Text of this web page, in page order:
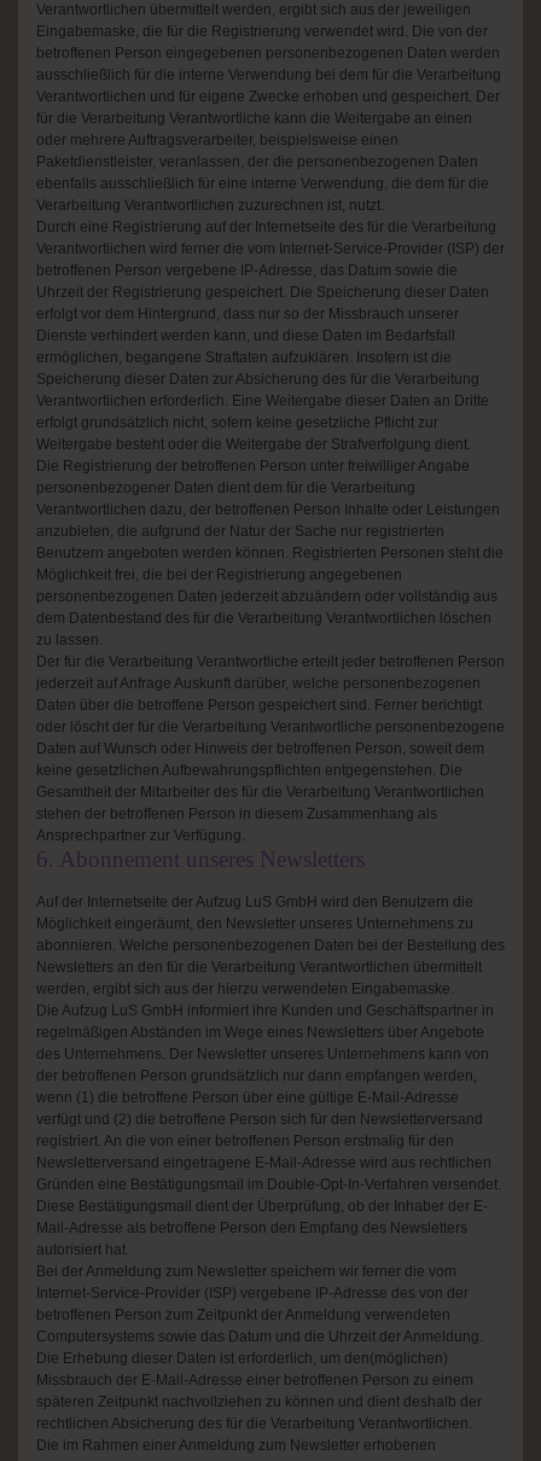
Verantwortlichen übermittelt werden, ergibt sich aus der jeweiligen
Eingabemaske, die für die Registrierung verwendet wird. Die von der
betroffenen Person eingegebenen personenbezogenen Daten werden
ausschließlich für die interne Verwendung bei dem für die Verarbeitung
Verantwortlichen und für eigene Zwecke erhoben und gespeichert. Der
für die Verarbeitung Verantwortliche kann die Weitergabe an einen
oder mehrere Auftragsverarbeiter, beispielsweise einen
Paketdienstleister, veranlassen, der die personenbezogenen Daten
ebenfalls ausschließlich für eine interne Verwendung, die dem für die
Verarbeitung Verantwortlichen zuzurechnen ist, nutzt.
Durch eine Registrierung auf der Internetseite des für die Verarbeitung
Verantwortlichen wird ferner die vom Internet-Service-Provider (ISP) der
betroffenen Person vergebene IP-Adresse, das Datum sowie die
Uhrzeit der Registrierung gespeichert. Die Speicherung dieser Daten
erfolgt vor dem Hintergrund, dass nur so der Missbrauch unserer
Dienste verhindert werden kann, und diese Daten im Bedarfsfall
ermöglichen, begangene Straftaten aufzuklären. Insofern ist die
Speicherung dieser Daten zur Absicherung des für die Verarbeitung
Verantwortlichen erforderlich. Eine Weitergabe dieser Daten an Dritte
erfolgt grundsätzlich nicht, sofern keine gesetzliche Pflicht zur
Weitergabe besteht oder die Weitergabe der Strafverfolgung dient.
Die Registrierung der betroffenen Person unter freiwilliger Angabe
personenbezogener Daten dient dem für die Verarbeitung
Verantwortlichen dazu, der betroffenen Person Inhalte oder Leistungen
anzubieten, die aufgrund der Natur der Sache nur registrierten
Benutzern angeboten werden können. Registrierten Personen steht die
Möglichkeit frei, die bei der Registrierung angegebenen
personenbezogenen Daten jederzeit abzuändern oder vollständig aus
dem Datenbestand des für die Verarbeitung Verantwortlichen löschen
zu lassen.
Der für die Verarbeitung Verantwortliche erteilt jeder betroffenen Person
jederzeit auf Anfrage Auskunft darüber, welche personenbezogenen
Daten über die betroffene Person gespeichert sind. Ferner berichtigt
oder löscht der für die Verarbeitung Verantwortliche personenbezogene
Daten auf Wunsch oder Hinweis der betroffenen Person, soweit dem
keine gesetzlichen Aufbewahrungspflichten entgegenstehen. Die
Gesamtheit der Mitarbeiter des für die Verarbeitung Verantwortlichen
stehen der betroffenen Person in diesem Zusammenhang als
Ansprechpartner zur Verfügung.
6. Abonnement unseres Newsletters
Auf der Internetseite der Aufzug LuS GmbH wird den Benutzern die
Möglichkeit eingeräumt, den Newsletter unseres Unternehmens zu
abonnieren. Welche personenbezogenen Daten bei der Bestellung des
Newsletters an den für die Verarbeitung Verantwortlichen übermittelt
werden, ergibt sich aus der hierzu verwendeten Eingabemaske.
Die Aufzug LuS GmbH informiert ihre Kunden und Geschäftspartner in
regelmäßigen Abständen im Wege eines Newsletters über Angebote
des Unternehmens. Der Newsletter unseres Unternehmens kann von
der betroffenen Person grundsätzlich nur dann empfangen werden,
wenn (1) die betroffene Person über eine gültige E-Mail-Adresse
verfügt und (2) die betroffene Person sich für den Newsletterversand
registriert. An die von einer betroffenen Person erstmalig für den
Newsletterversand eingetragene E-Mail-Adresse wird aus rechtlichen
Gründen eine Bestätigungsmail im Double-Opt-In-Verfahren versendet.
Diese Bestätigungsmail dient der Überprüfung, ob der Inhaber der E-
Mail-Adresse als betroffene Person den Empfang des Newsletters
autorisiert hat.
Bei der Anmeldung zum Newsletter speichern wir ferner die vom
Internet-Service-Provider (ISP) vergebene IP-Adresse des von der
betroffenen Person zum Zeitpunkt der Anmeldung verwendeten
Computersystems sowie das Datum und die Uhrzeit der Anmeldung.
Die Erhebung dieser Daten ist erforderlich, um den(möglichen)
Missbrauch der E-Mail-Adresse einer betroffenen Person zu einem
späteren Zeitpunkt nachvollziehen zu können und dient deshalb der
rechtlichen Absicherung des für die Verarbeitung Verantwortlichen.
Die im Rahmen einer Anmeldung zum Newsletter erhobenen